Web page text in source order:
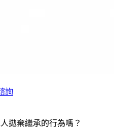
詢
拋棄繼承的行為嗎？